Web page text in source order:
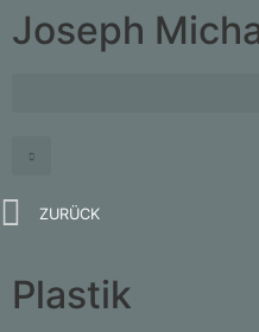
Joseph
ZURÜCK
Plastik